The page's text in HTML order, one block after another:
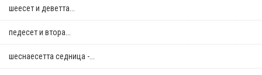
шеесет и деветта...
педесет и втора...
шеснаесетта седница -...